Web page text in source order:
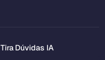
Tira Dúvidas IA